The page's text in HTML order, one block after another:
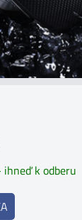
ihneď k odberu